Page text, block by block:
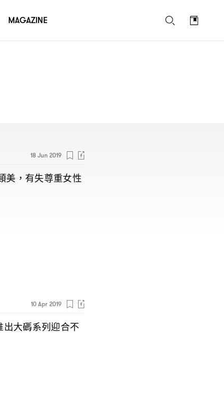
18 Jun 2019
美 ， 有失尊重女性
10 Apr 2019
出大碼系列迎合不
MAGAZINE